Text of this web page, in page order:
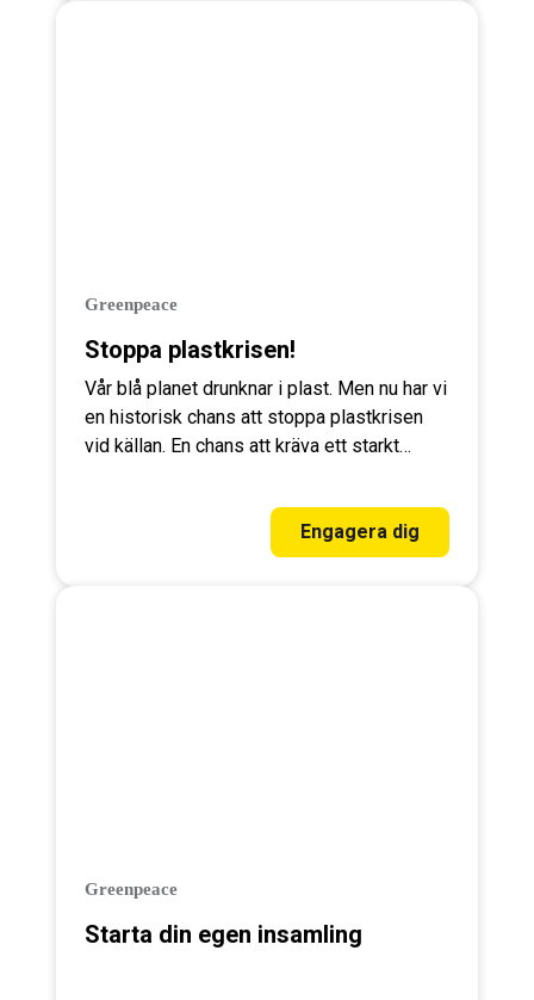
Greenpeace
Stoppa plastkrisen!
Vår blå planet drunknar i plast. Men nu har vi
en historisk chans att stoppa plastkrisen
vid källan. En chans att kräva ett starkt
Stötta Greenpeace arbete för världens hav
– ge ett bidrag till Plastkampen idag
Engagera dig
Greenpeace
Starta din egen insamling